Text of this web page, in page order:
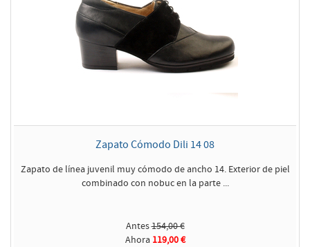
Zapato Cómodo Dili 14 08
Zapato de línea juvenil muy cómodo de ancho 14. Exterior de piel
combinado con nobuc en la parte ...
Antes154,00 €
Ahora 119,00 €